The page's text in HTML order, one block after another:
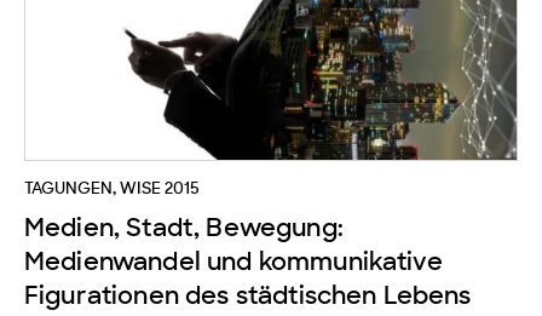
TAGUNGEN, WISE 2015
Medien, Stadt, Bewegung:
Medienwandel und kommunikative
Figurationen des städtischen Lebens